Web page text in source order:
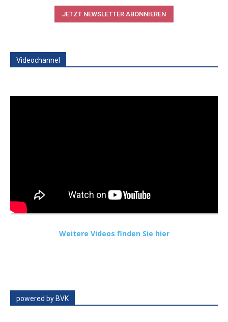
JETZT NEWSLETTER ABONNIEREN
Videochannel
Weitere Videos finden Sie hier
powered by BVK